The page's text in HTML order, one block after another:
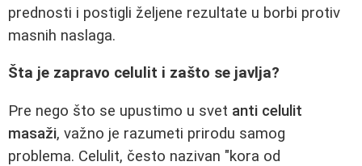
prednosti i postigli željene rezultate u borbi protiv
masnih naslaga.
Šta je zapravo celulit i zašto se javlja?
Pre nego što se upustimo u svet anti celulit
masaži, važno je razumeti prirodu samog
problema. Celulit, često nazivan "kora od